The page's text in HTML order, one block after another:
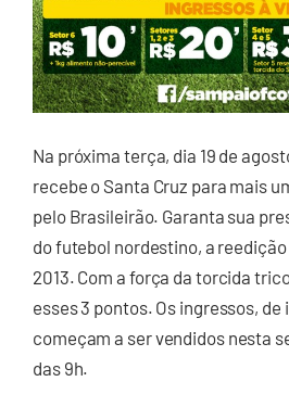
Na próxima terça, dia 19 de
recebe o Santa Cruz para mais
pelo Brasileirão. Garanta sua
do futebol nordestino, a reedição
2013. Com a força da torcida
esses 3 pontos. Os ingressos, de
começam a ser vendidos nesta
das 9h.